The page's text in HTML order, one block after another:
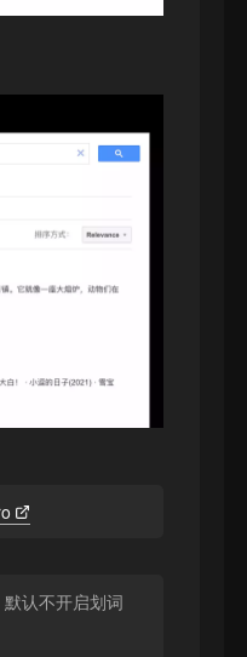
认不开启划词